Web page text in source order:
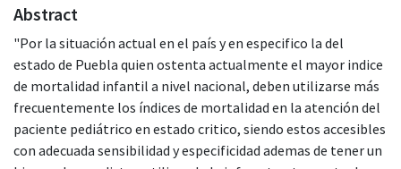
Abstract
"Por la situación actual en el país y en especifico la del
estado de Puebla quien ostenta actualmente el mayor indice
de mortalidad infantil a nivel nacional, deben utilizarse más
frecuentemente los índices de mortalidad en la atención del
paciente pediátrico en estado critico, siendo estos accesibles
con adecuada sensibilidad y especificidad ademas de tener un